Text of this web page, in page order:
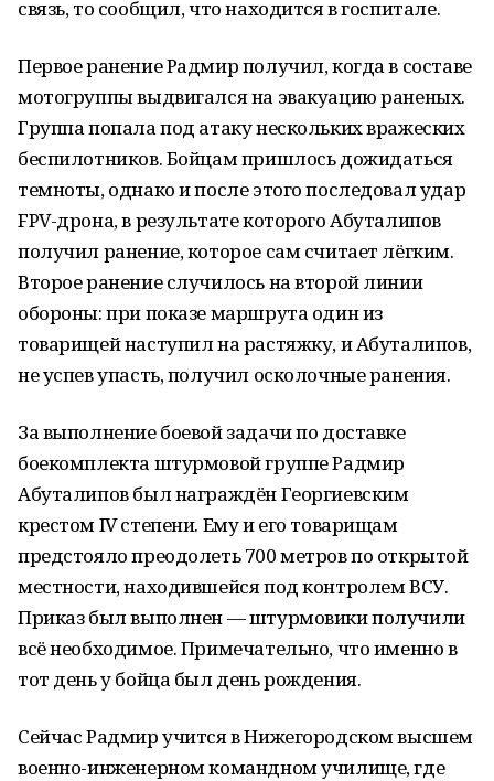
связь, то сообщил, что находится в госпитале.
Первое ранение Радмир получил, когда в составе
мотогруппы выдвигался на эвакуацию раненых.
Группа попала под атаку нескольких вражеских
беспилотников. Бойцам пришлось дожидаться
темноты, однако и после этого последовал удар
FPV-дрона, в результате которого Абуталипов
получил ранение, которое сам считает лёгким.
Второе ранение случилось на второй линии
обороны: при показе маршрута один из
товарищей наступил на растяжку, и Абуталипов,
не успев упасть, получил осколочные ранения.
За выполнение боевой задачи по доставке
боекомплекта штурмовой группе Радмир
Абуталипов был награждён Георгиевским
крестом IV степени. Ему и его товарищам
предстояло преодолеть 700 метров по открытой
местности, находившейся под контролем ВСУ.
Приказ был выполнен — штурмовики получили
всё необходимое. Примечательно, что именно в
тот день у бойца был день рождения.
Сейчас Радмир учится в Нижегородском высшем
военно-инженерном командном училище, где